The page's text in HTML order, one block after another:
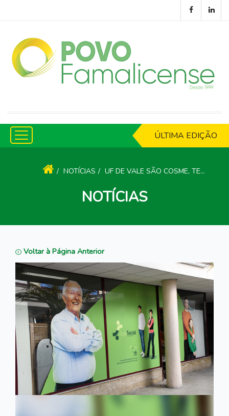
ÚLTIMA EDIÇÃO
NOTÍCIAS UF DE VALE SÃO COSME, TELHADO E PORTELA INAUGURA NOVA LOJA SOCIAL
NOTÍCIAS
Voltar à Página Anterior